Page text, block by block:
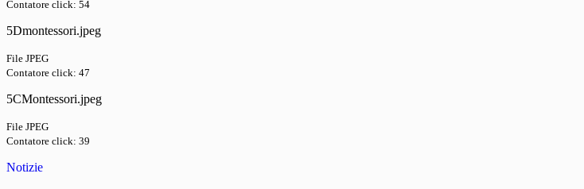
Contatore click: 54
5Dmontessori.jpeg
File JPEG
Contatore click: 47
5CMontessori.jpeg
File JPEG
Contatore click: 39
Notizie